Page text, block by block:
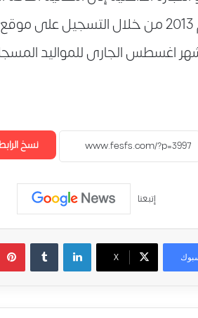
إلى منتصف شهر يونيو لعام 2013 من خلال
نسخ
إتبعنا
‫X
لينكدإن ‏Tumblr